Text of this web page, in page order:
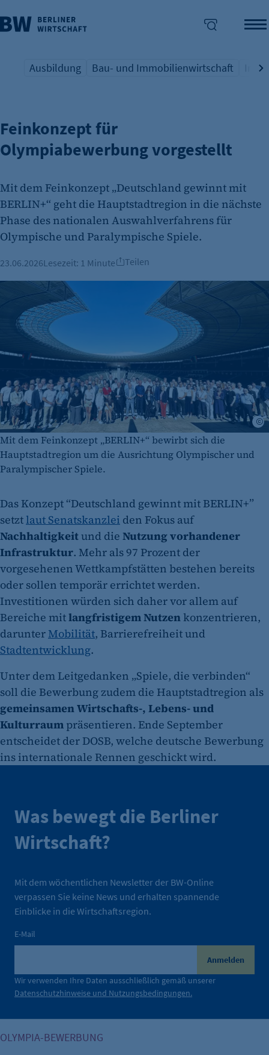
überspringen
Übersicht Schlagwort
Ausbildung
Übersicht Schlagwort
Bau- und Immobilienwirtschaft
OLYMPIA
Feinkonzept für
Olympiabewerbung vorgestellt
Mit dem Feinkonzept „Deutschland gewinnt mit
BERLIN+“ geht die Hauptstadtregion in die nächste
Phase des nationalen Auswahlverfahrens für
Olympische und Paralympische Spiele.
23.06.2026Lesezeit: 1 Minute Teilen
Mit dem Feinkonzept „BERLIN+“ bewirbt sich die
Hauptstadtregion um die Ausrichtung Olympischer und
Paralympischer Spiele.
Das Konzept “Deutschland gewinnt mit BERLIN+”
setzt laut Senatskanzlei den Fokus auf
Nachhaltigkeitund die Nutzung vorhandener
Infrastruktur. Mehr als 97 Prozent der
vorgesehenen Wettkampfstätten bestehen bereits
oder sollen temporär errichtet werden.
Investitionen würden sich daher vor allem auf
Bereiche mitlangfristigem Nutzen konzentrieren,
darunterMobilität, Barrierefreiheit und
Stadtentwicklung.
Unter dem Leitgedanken „Spiele, die verbinden“
soll die Bewerbung zudem die Hauptstadtregion als
gemeinsamen Wirtschafts-, Lebens- und
Kulturraum präsentieren. Ende September
entscheidet der DOSB, welche deutsche Bewerbung
ins internationale Rennen geschickt wird.
Was bewegt die Berliner
Wirtschaft?
Mit dem wöchentlichen Newsletter der BW-Online
verpassen Sie keine News und erhalten spannende
Einblicke in die Wirtschaftsregion.
E-Mail
Anmelden
Wir verwenden Ihre Daten ausschließlich gemäß unserer
Datenschutzhinweise und Nutzungsbedingungen.
OLYMPIA-BEWERBUNG